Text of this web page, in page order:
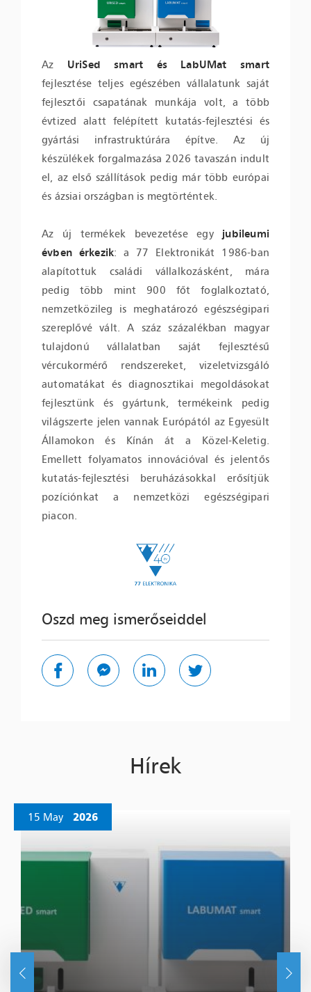
Az UriSed smart és LabUMat smart
fejlesztése teljes egészében vállalatunk saját
fejlesztői csapatának munkája volt, a több
évtized alatt felépített kutatás-fejlesztési és
gyártási infrastruktúrára építve. Az új
készülékek forgalmazása 2026 tavaszán indult
el, az első szállítások pedig már több európai
és ázsiai országban is megtörténtek.
Az új termékek bevezetése egyjubileumi
évben érkezik: a 77 Elektronikát 1986-ban
alapítottuk családi vállalkozásként, mára
pedig több mint 900 főt foglalkoztató,
nemzetközileg is meghatározó egészségipari
szereplővé vált. A száz százalékban magyar
tulajdonú vállalatban saját fejlesztésű
vércukormérő rendszereket, vizeletvizsgáló
automatákat és diagnosztikai megoldásokat
fejlesztünk és gyártunk, termékeink pedig
világszerte jelen vannak Európától az Egyesült
Államokon és Kínán át a Közel-Keletig.
Emellett folyamatos innovációval és jelentős
kutatás-fejlesztési beruházásokkal erősítjük
pozíciónkat a nemzetközi egészségipari
piacon.
Oszd meg ismerőseiddel
Hírek
15 May 2026